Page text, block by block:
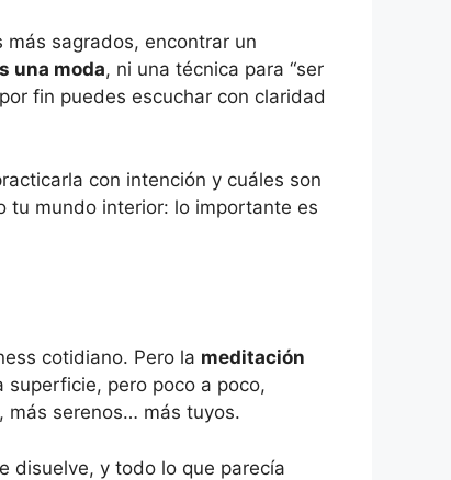
sagrados, encontrar un
una moda, ni una técnica para “ser
fin puedes escuchar con claridad
con intención y cuáles son
tu mundo interior: lo importante es
cotidiano. Pero la meditación
superficie, pero poco a poco,
más serenos… más tuyos.
disuelve, y todo lo que parecía